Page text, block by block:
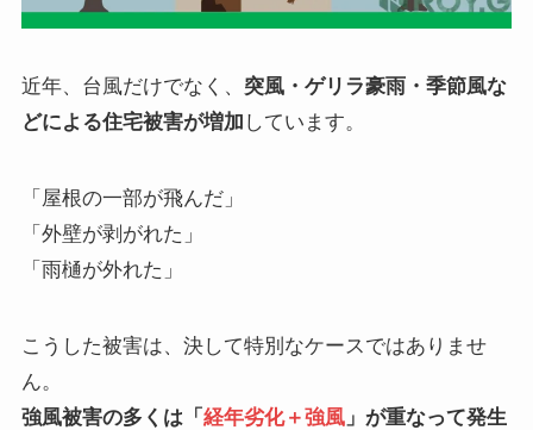
近年、台風だけでなく、 突風・ゲリラ豪雨・季節風な
どによる住宅被害が増加 しています。
「屋根の一部が飛んだ」
「外壁が剥がれた」
「雨樋が外れた」
こうした被害は、決して特別なケースではありませ
ん。
強風被害の多くは「 経年劣化＋強風」が重なって発生